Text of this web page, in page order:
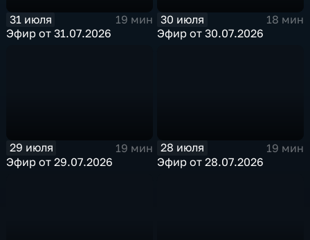
31 июля
19 мин
Эфир от 31.07.2026
30 июля
18 мин
Эфир от 30.07.2026
29 июля
19 мин
Эфир от 29.07.2026
28 июля
19 мин
Эфир от 28.07.2026